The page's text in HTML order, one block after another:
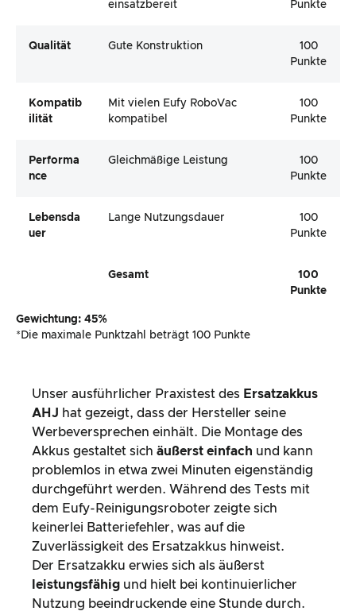
einsatzbereit Punkte
Qualität Gute Konstruktion
100
Punkte
Kompatib
Ilität
Mit vielen Eufy RoboVac
kompatibel
100
Punkte
Performa
Nce
Gleichmäßige Leistung
100
Punkte
Lebensda
Uer
Lange Nutzungsdauer
100
Punkte
Gesamt
100
Punkte
Gewichtung: 45%
*Die maximale Punktzahl beträgt 100 Punkte
Unser ausführlicher Praxistest des Ersatzakkus
AHJ hat gezeigt, dass der Hersteller seine
Werbeversprechen einhält. Die Montage des
Akkus gestaltet sich äußerst einfach und kann
problemlos in etwa zwei Minuten eigenständig
durchgeführt werden. Während des Tests mit
dem Eufy-Reinigungsroboter zeigte sich
keinerlei Batteriefehler, was auf die
Zuverlässigkeit des Ersatzakkus hinweist.
Der Ersatzakku erwies sich als äußerst
leistungsfähig und hielt bei kontinuierlicher
Nutzung beeindruckende eine Stunde durch.